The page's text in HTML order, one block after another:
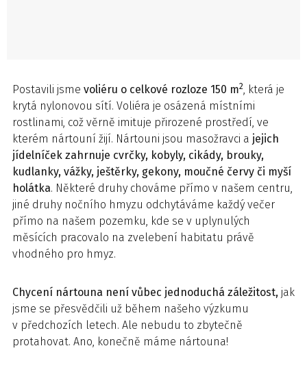
Postavili jsme voliéru o celkové rozloze 150 m2, která je
krytá nylonovou sítí. Voliéra je osázená místními
rostlinami, což věrně imituje přirozené prostředí, ve
kterém nártouní žijí. Nártouni jsou masožravci a jejich
jídelníček zahrnuje cvrčky, kobyly, cikády, brouky,
kudlanky, vážky, ještěrky, gekony, moučné červy či myší
holátka. Některé druhy chováme přímo v našem centru,
jiné druhy nočního hmyzu odchytáváme každý večer
přímo na našem pozemku, kde se v uplynulých
měsících pracovalo na zvelebení habitatu právě
vhodného pro hmyz.
Chycení nártouna není vůbec jednoduchá záležitost, jak
jsme se přesvědčili už během našeho výzkumu
v předchozích letech. Ale nebudu to zbytečně
protahovat. Ano, konečně máme nártouna!